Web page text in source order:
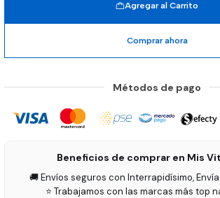
Agregar al Carrito
Comprar ahora
Métodos de pago
Beneficios de comprar en Mis
🚚 Envíos seguros con Interrapidísimo,
⭐ Trabajamos con las marcas más top